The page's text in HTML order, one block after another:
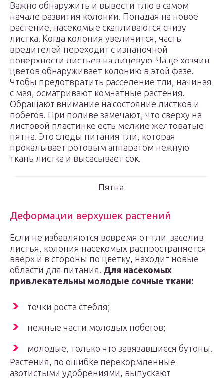
Важно обнаружить и вывести тлю в самом
начале развития колонии. Попадая на новое
растение, насекомые скапливаются снизу
листка. Когда колония увеличится, часть
вредителей переходит с изнаночной
поверхности листьев на лицевую. Чаще хозяин
цветов обнаруживает колонию в этой фазе.
Чтобы предотвратить расселение тли, начиная
с мая, осматривают комнатные растения.
Обращают внимание на состояние листков и
побегов. При поливе замечают, что сверху на
листовой пластинке есть мелкие желтоватые
пятна. Это следы питания тли, которая
прокалывает ротовым аппаратом нежную
ткань листка и высасывает сок.
Пятна
Деформации верхушек растений
Если не избавляются вовремя от тли, заселив
листья, колония насекомых распространяется
вверх и в стороны по цветку, находит новые
области для питания. Для насекомых
привлекательны молодые сочные ткани:
точки роста стебля;
нежные части молодых побегов;
молодые, только что завязавшиеся бутоны.
Растения, по ошибке перекормленные
азотистыми удобрениями, выпускают